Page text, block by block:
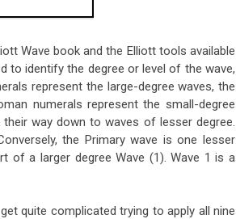
Wave book and the Elliott tools available
to identify the degree or level of the wave,
represent the large-degree waves, the
numerals represent the small-degree
way down to waves of lesser degree.
the Primary wave is one lesser
of a larger degree Wave (1). Wave 1 is a
quite complicated trying to apply all nine